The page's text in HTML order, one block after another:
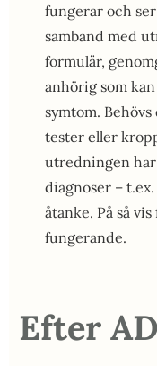
fungerar och
samband med
formulär,
anhörig som
symtom.
tester eller
utredningen har
diagnoser –
åtanke. På så
fungerande.
Efter